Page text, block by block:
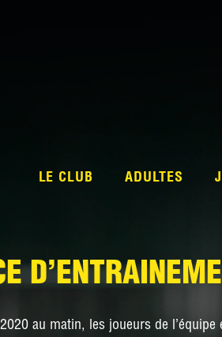
LE CLUB ADULTES
au matin, les joueurs de